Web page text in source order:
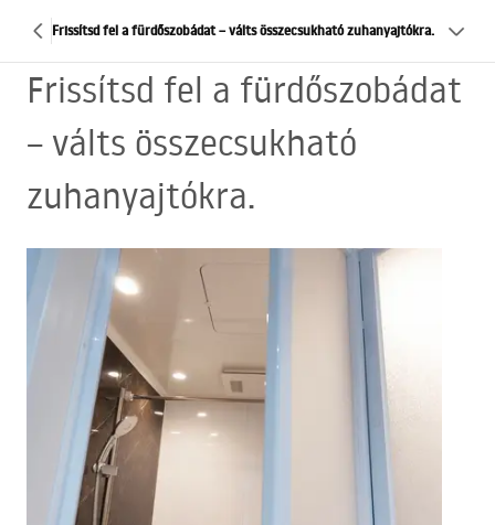
Frissítsd fel a fürdőszobádat – válts összecsukható zuhanyajtókra.
Frissítsd fel a fürdőszobádat
– válts összecsukható
zuhanyajtókra.